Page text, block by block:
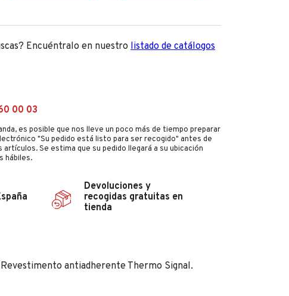
Encuéntralo en nuestro listado de catálogos
00 03
es posible que nos lleve un poco más de tiempo preparar
"Su pedido está listo para ser recogido" antes de
Se estima que su pedido llegará a su ubicación
hábiles.
Devoluciones y
recogidas gratuitas en
tienda
antiadherente Thermo Signal.